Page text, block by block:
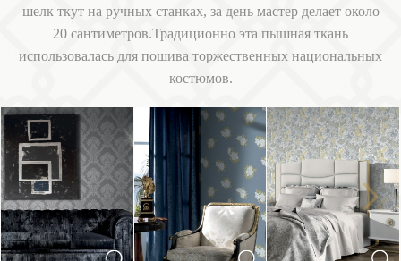
шелк ткут на ручных станках, за день мастер делает около
20 сантиметров.Традиционно эта пышная ткань
использовалась для пошива торжественных национальных
костюмов.
Previous
Next